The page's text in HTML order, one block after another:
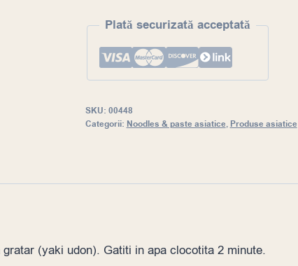
Plată securizată acceptată
SKU: 00448
Categorii:Noodles & paste asiatice,Produse asiatice
(yaki udon). Gatiti in apa clocotita 2 minute.